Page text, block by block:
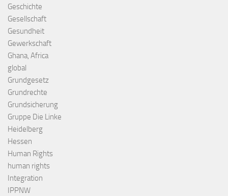
Geschichte
Gesellschaft
Gesundheit
Gewerkschaft
Ghana, Africa
global
Grundgesetz
Grundrechte
Grundsicherung
Gruppe Die Linke
Heidelberg
Hessen
Human Rights
human rights
Integration
IPPNW